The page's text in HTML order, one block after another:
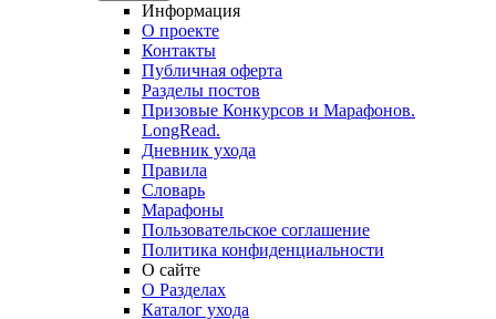
Информация
О проекте
Контакты
Публичная оферта
Разделы постов
Призовые Конкурсов и Марафонов.
LongRead.
Дневник ухода
Правила
Словарь
Марафоны
Пользовательское соглашение
Политика конфиденциальности
О сайте
О Разделах
Каталог ухода